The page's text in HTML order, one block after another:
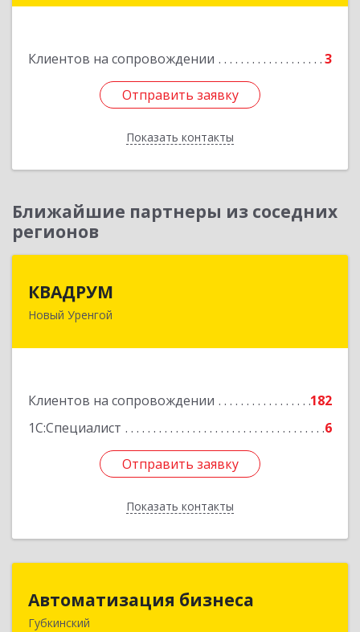
Клиентов на сопровождении 3
Отправить заявку
Показать контакты
Отправить заявку
Назад
Ближайшие партнеры из соседних
регионов
КВАДРУМ
Новый Уренгой
Клиентов на сопровождении
182
1С:Специалист
6
Отправить заявку
Показать контакты
629309, Ямало-Ненецкий АО, Новый Уренгой г,
Отправить заявку
Назад
Автоматизация бизнеса
Губкинский
Автоматизация бизнеса
629830, Ямало-Ненецкий АО, Губкинский г,